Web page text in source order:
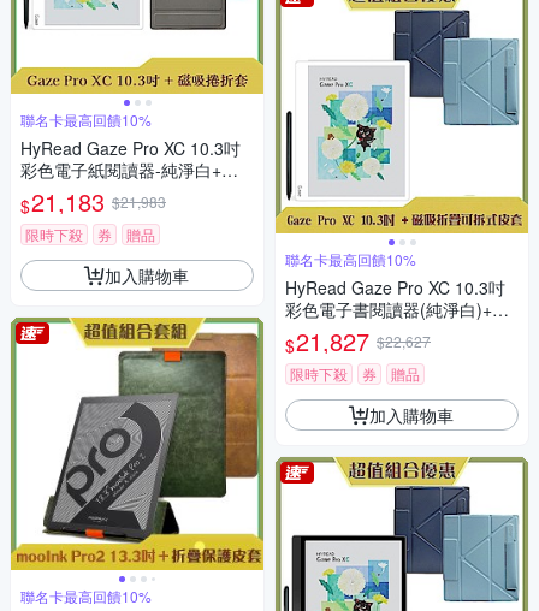
聯名卡最高回饋10%
HyRead Gaze Pro XC 10.3吋
彩色電子紙閱讀器-純淨白+磁
吸捲折套 (組合)
$21,183 $21,983
限時下殺
券 贈品
加入購物車
聯名卡最高回饋10%
聯名卡最高回饋10%
HyRead Gaze Pro XC 10.3吋
彩色電子書閱讀器(純淨白)+磁
吸折疊可拆式皮套 (組合)
$21,827 $22,627
限時下殺
券 贈品
加入購物車